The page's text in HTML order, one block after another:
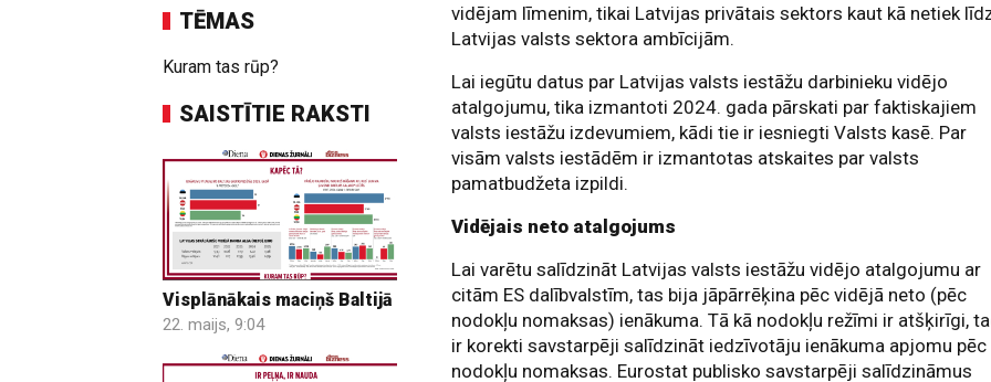
TĒMAS
Kuram tas rūp?
SAISTĪTIE RAKSTI
Visplānākais maciņš Baltijā
22. maijs, 9:04
vidējam līmenim, tikai Latvijas privātais sektors kaut kā netiek
Latvijas valsts sektora ambīcijām.
Lai iegūtu datus par Latvijas valsts iestāžu darbinieku vidējo
atalgojumu, tika izmantoti 2024. gada pārskati par faktiskajiem
valsts iestāžu izdevumiem, kādi tie ir iesniegti Valsts kasē. Par
visām valsts iestādēm ir izmantotas atskaites par valsts
pamatbudžeta izpildi.
Vidējais neto atalgojums
Lai varētu salīdzināt Latvijas valsts iestāžu vidējo atalgojumu ar
citām ES dalībvalstīm, tas bija jāpārrēķina pēc vidējā neto (pēc
nodokļu nomaksas) ienākuma. Tā kā nodokļu režīmi ir atšķirīgi,
ir korekti savstarpēji salīdzināt iedzīvotāju ienākuma apjomu pēc
nodokļu nomaksas. Eurostat publisko savstarpēji salīdzināmus